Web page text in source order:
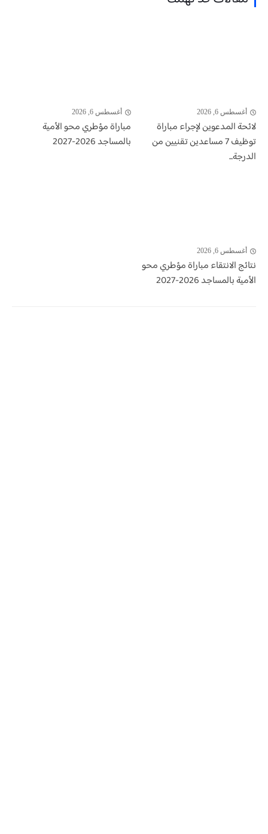
أغسطس 6, 2026
لائحة المدعوين لإجراء مباراة
توظيف 7 مساعدين تقنيين من
الدرجة...
أغسطس 6, 2026
مباراة مؤطري محو الأمية
بالمساجد 2026-2027
أغسطس 6, 2026
نتائج الانتقاء مباراة مؤطري محو
الأمية بالمساجد 2026-2027